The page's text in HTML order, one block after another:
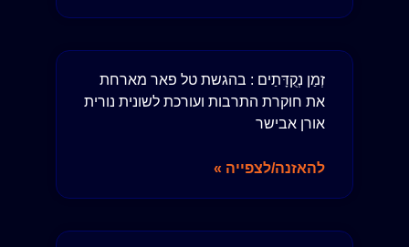
זְמַן נְקֻדָּתַים : בהגשת טל פאר מארחת
את חוקרת התרבות ועורכת לשונית נורית
אורן אבישר
להאזנה/לצפייה »